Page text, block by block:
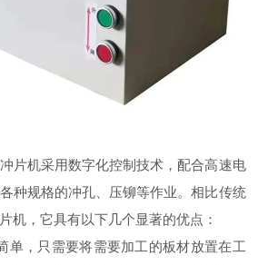
机采用数字化控制技术，配合高速电
种规格的冲孔、压铆等作业。相比传统
机，它具有以下几个显著的优点：
，只需要将需要加工的板材放置在工